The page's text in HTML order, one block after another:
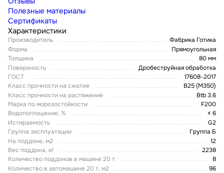
Полезные материалы
Сертификаты
Характеристики
Производитель
Фабрика Готика
Форма
Прямоугольная
Толщина
80 мм
Поверхность
Дробеструйная обработка
ГОСТ
17608-2017
Класс прочности на сжатие
В25 (М350)
Класс прочности на растяжение
Btb 3.6
Марка по морозостойкости
F200
Водопоглощение, %
≤ 6
Истираемость
G2
Группа эксплуатации
Группа Б
На поддоне, м2
12
Вес поддона, кг
2238
Количество поддонов в машине 20 т
8
Количество в автомашине 20 т, м2
96